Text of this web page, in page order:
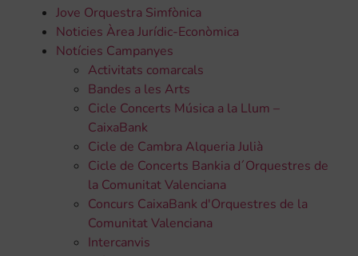
Jove Orquestra Simfònica
Noticies Àrea Jurídic-Econòmica
Notícies Campanyes
Activitats comarcals
Bandes a les Arts
Cicle Concerts Música a la Llum –
CaixaBank
Cicle de Cambra Alqueria Julià
Cicle de Concerts Bankia d´Orquestres de
la Comunitat Valenciana
Concurs CaixaBank d'Orquestres de la
Comunitat Valenciana
Intercanvis